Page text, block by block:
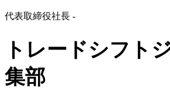
代表取締役社長 -
トレードシフト
集部